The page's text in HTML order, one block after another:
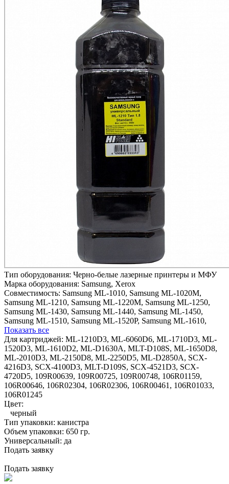
Тип оборудования: Черно-белые лазерные принтеры и МФУ
Марка оборудования: Samsung, Xerox
Совместимость: Samsung ML-1010, Samsung ML-1020M,
Samsung ML-1210, Samsung ML-1220M, Samsung ML-1250,
Samsung ML-1430, Samsung ML-1440, Samsung ML-1450,
Samsung ML-1510, Samsung ML-1520P, Samsung ML-1610,
Показать все
Для картриджей: ML-1210D3, ML-6060D6, ML-1710D3, ML-
1520D3, ML-1610D2, ML-D1630A, MLT-D108S, ML-1650D8,
ML-2010D3, ML-2150D8, ML-2250D5, ML-D2850A, SCX-
4216D3, SCX-4100D3, MLT-D109S, SCX-4521D3, SCX-
4720D5, 109R00639, 109R00725, 109R00748, 106R01159,
106R00646, 106R02304, 106R02306, 106R00461, 106R01033,
106R01245
Цвет:
черный
Тип упаковки: канистра
Объем упаковки: 650 гр.
Универсальный: да
Подать заявку
Подать заявку